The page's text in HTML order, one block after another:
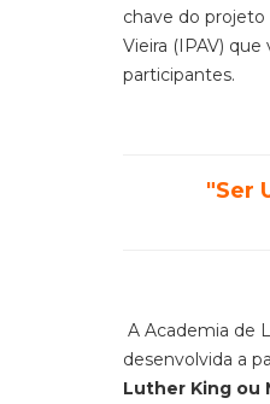
chave do
Vieira (IPAV)
participantes.
"Ser
A Academia de
desenvolvida a
Luther King ou